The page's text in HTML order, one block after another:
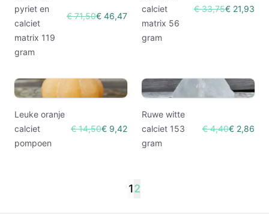
pyriet en
calciet
matrix 119
gram
€ 71,50€ 46,47
calciet
matrix 56
gram
€ 33,75€ 21,93
Leuke oranje
calciet
pompoen
€ 14,50€ 9,42
Ruwe witte
calciet 153
gram
€ 4,40€ 2,86
12